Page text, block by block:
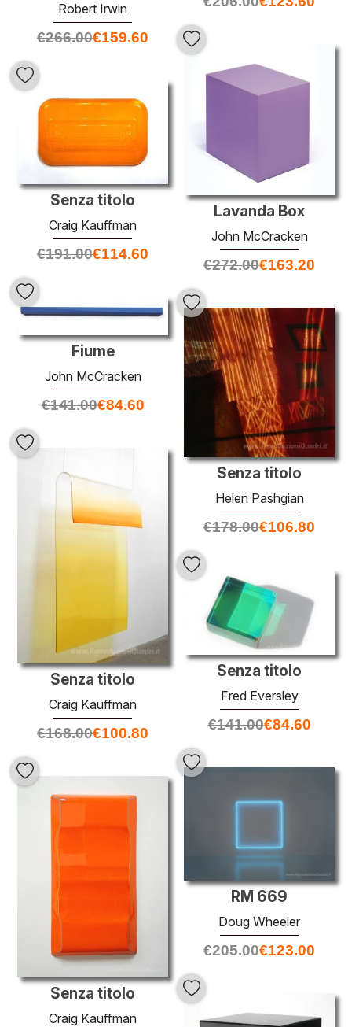
Robert Irwin
€266.00€159.60
Lavanda Box
John McCracken
€272.00€163.20
Senza titolo
Craig Kauffman
€191.00€114.60
Fiume
John McCracken
€141.00€84.60
Senza titolo
Helen Pashgian
€178.00€106.80
Senza titolo
Craig Kauffman
€168.00€100.80
Senza titolo
Fred Eversley
€141.00€84.60
RM 669
Doug Wheeler
€205.00€123.00
Senza titolo
Craig Kauffman